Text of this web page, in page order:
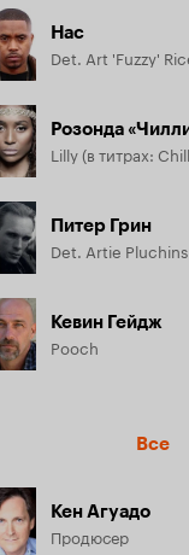
Нас
Det. Art 'Fuzzy'
Розонда
Lilly (в титрах:
Питер Грин
Det. Artie
Кевин Гейдж
Pooch
Все
Кен Агуадо
Продюсер